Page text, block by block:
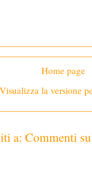
Home page
Visualizza la versione
a: Commenti